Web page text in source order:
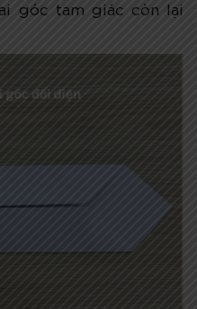
góc tam giác còn lại